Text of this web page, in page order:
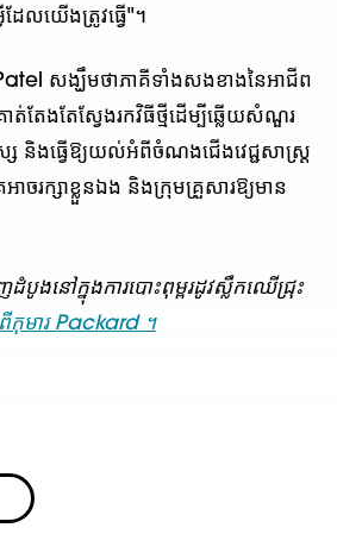
ដែលយើងត្រូវធ្វើ"។
សង្ឃឹមថាភាគីទាំងសងខាងនៃអាជីព
ត់តែងតែស្វែងរកវិធីថ្មីដើម្បីឆ្លើយសំណួរ
និងធ្វើឱ្យយល់អំពីចំណងជើងវេជ្ជសាស្ត្រ
ាចរក្សាខ្លួនឯង និងក្រុមគ្រួសារឱ្យមាន
បូងនៅក្នុងការបោះពុម្ពរដូវស្លឹកឈើជ្រុះ
កុមារ Packard ។